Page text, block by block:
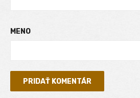
MENO